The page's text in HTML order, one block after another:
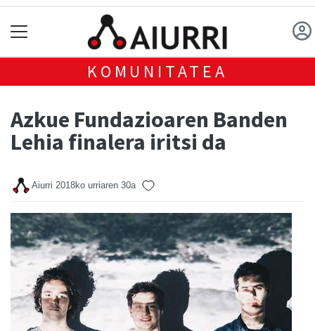
KOMUNITATEA
Azkue Fundazioaren Banden
Lehia finalera iritsi da
Aiurri 2018ko urriaren 30a